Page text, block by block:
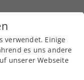
verwendet. Einige
es uns andere
unserer Webseite